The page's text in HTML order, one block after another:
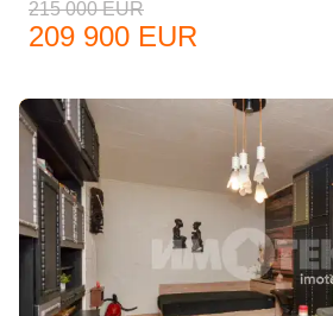
215 000 EUR
209 900 EUR